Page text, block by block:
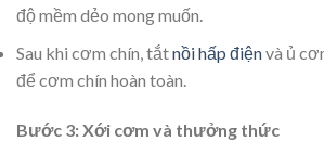
độ mềm dẻo mong muốn.
Sau khi cơm chín, tắtnồi hấp điệnvà ủ
để cơm chín hoàn toàn.
Bước 3: Xới cơm và thưởng thức